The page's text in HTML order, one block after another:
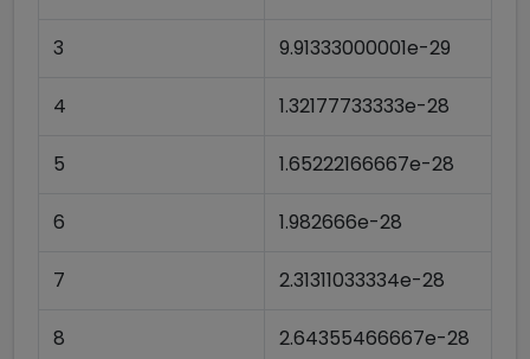
3 9.91333000001e-29
4 1.32177733333e-28
5 1.65222166667e-28
6 1.982666e-28
7 2.31311033334e-28
8 2.64355466667e-28